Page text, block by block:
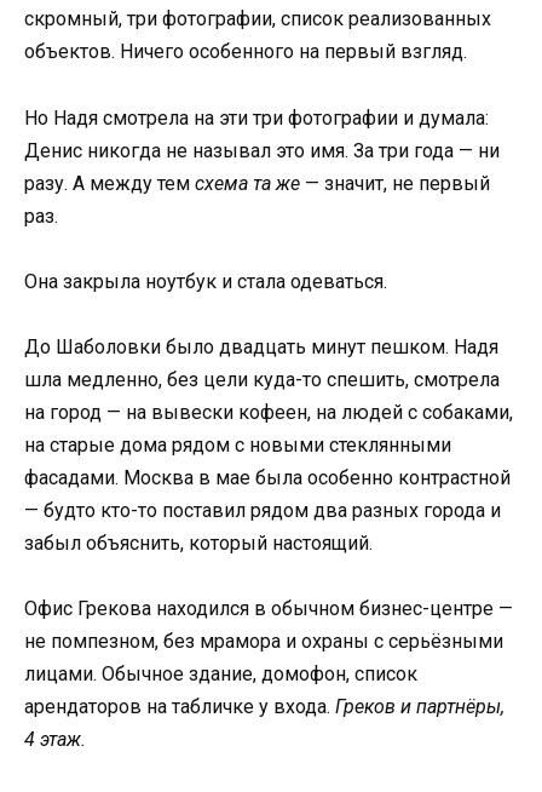
скромный, три фотографии, список реализованных
объектов. Ничего особенного на первый взгляд.
Но Надя смотрела на эти три фотографии и думала:
Денис никогда не называл это имя. За три года — ни
разу. А между тем схема та же — значит, не первый
раз.
Она закрыла ноутбук и стала одеваться.
До Шаболовки было двадцать минут пешком. Надя
шла медленно, без цели куда-то спешить, смотрела
на город — на вывески кофеен, на людей с собаками,
на старые дома рядом с новыми стеклянными
фасадами. Москва в мае была особенно контрастной
— будто кто-то поставил рядом два разных города и
забыл объяснить, который настоящий.
Офис Грекова находился в обычном бизнес-центре —
не помпезном, без мрамора и охраны с серьёзными
лицами. Обычное здание, домофон, список
арендаторов на табличке у входа. Греков и партнёры,
4 этаж.